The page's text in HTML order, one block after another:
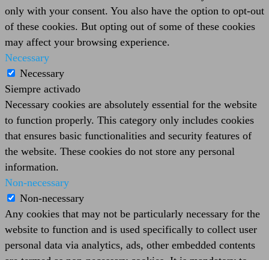
only with your consent. You also have the option to opt-out
of these cookies. But opting out of some of these cookies
may affect your browsing experience.
Necessary
Necessary
Siempre activado
Necessary cookies are absolutely essential for the website
to function properly. This category only includes cookies
that ensures basic functionalities and security features of
the website. These cookies do not store any personal
information.
Non-necessary
Non-necessary
Any cookies that may not be particularly necessary for the
website to function and is used specifically to collect user
personal data via analytics, ads, other embedded contents